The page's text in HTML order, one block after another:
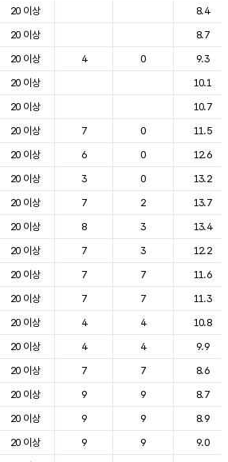
20 이상
8.4
20 이상
8.7
20 이상 4 0
9.3
20 이상
10.1
20 이상
10.7
20 이상 7 0
11.5
20 이상 6 0
12.6
20 이상 3 0
13.2
20 이상 7 2
13.7
20 이상 8 3
13.4
20 이상 7 3
12.2
20 이상 7 7
11.6
20 이상 7 7
11.3
20 이상 4 4
10.8
20 이상 4 4
9.9
20 이상 7 7
8.6
20 이상 9 9
8.7
20 이상 9 9
8.9
20 이상 9 9
9.0